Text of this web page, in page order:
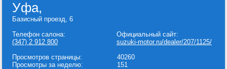
Уфа,
Базисный проезд, 6
Телефон салона:
(347) 2 912 800
Официальный сайт:
suzuki-motor.ru/dealer/207/1125/
Просмотров страницы:
Просмотры за неделю:
40260
151